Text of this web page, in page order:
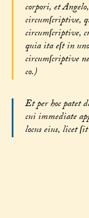
corpori, et
circumſcriptive,
circumſcriptive,
quia ita eſt in
circumſcriptive
co.)
Et per hoc patet
cui immediate
locus eius, licet